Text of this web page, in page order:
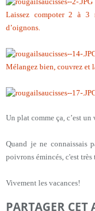
Laissez compoter 2 à 3
d’oignons.
Mélangez bien, couvrez et
Un plat comme ça, c’est
Quand je ne connaissais
poivrons émincés, c'est très
Vivement les vacances!
PARTAGER CET